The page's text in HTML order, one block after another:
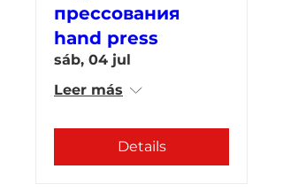
прессования
hand press
sáb, 04 jul
Leer más
Details